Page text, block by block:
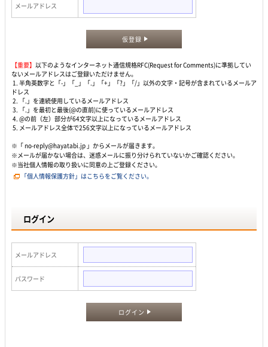
メールアドレス
仮登録
【重要】 以下のようなインターネット通信規格RFC(Request for Comments)に準拠してい
ないメールアドレスはご登録いただけません。
1. 半角英数字と「-」「_」「.」「+」「?」「/」以外の文字・記号が含まれているメールア
ドレス
2. 「.」を連続使用しているメールアドレス
3. 「.」を最初と最後(@の直前)に使っているメールアドレス
4. @の前（左）部分が64文字以上になっているメールアドレス
5. メールアドレス全体で256文字以上になっているメールアドレス
※「 no-reply@hayatabi.jp 」からメールが届きます。
※メールが届かない場合は、迷惑メールに振り分けられていないかご確認ください。
※当社個人情報の取り扱いに同意の上ご登録ください。
「個人情報保護方針」はこちらをご覧ください。
ログイン
メールアドレス
パスワード
ログイン